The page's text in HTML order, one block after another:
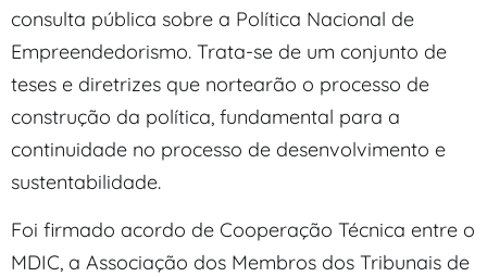
consulta pública sobre a Política Nacional de
Empreendedorismo. Trata-se de um conjunto de
teses e diretrizes que nortearão o processo de
construção da política, fundamental para a
continuidade no processo de desenvolvimento e
sustentabilidade.
Foi firmado acordo de Cooperação Técnica entre o
MDIC, a Associação dos Membros dos Tribunais de